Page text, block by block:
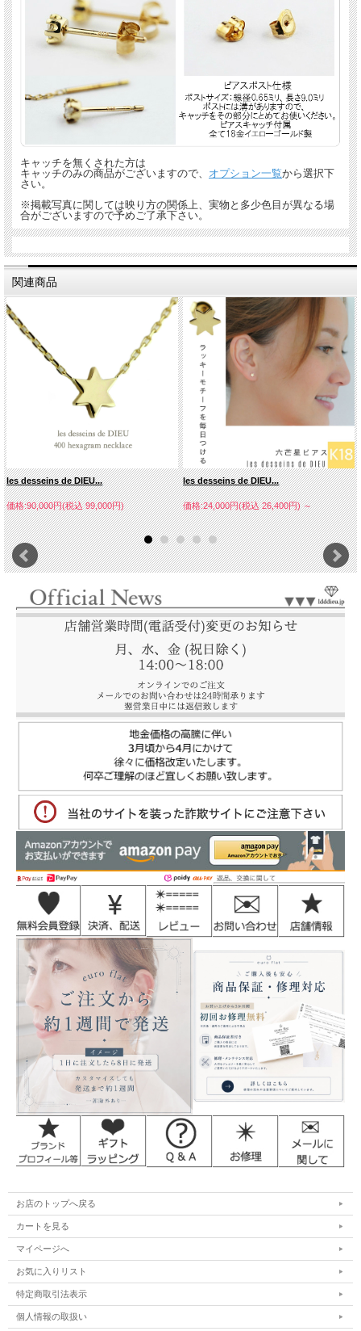
キャッチを無くされた方は
キャッチのみの商品がございますので、 オプション一覧から選択下
さい。
※掲載写真に関しては映り方の関係上、実物と多少色目が異なる場
合がございますので予めご了承下さい。
関連商品
les desseins de DIEU...
価格:90,000円(税込 99,000円)
les desseins de DIEU...
価格:24,000円(税込 26,400円)～
お店のトップへ戻る
カートを見る
マイページへ
お気に入りリスト
特定商取引法表示
個人情報の取扱い